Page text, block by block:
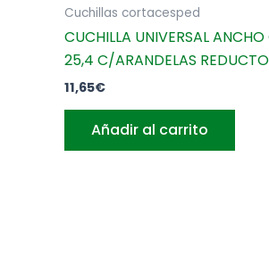
Cuchillas cortacesped
CUCHILLA UNIVERSAL
25,4 C/ARANDELAS
11,65€
Añadir al carrito